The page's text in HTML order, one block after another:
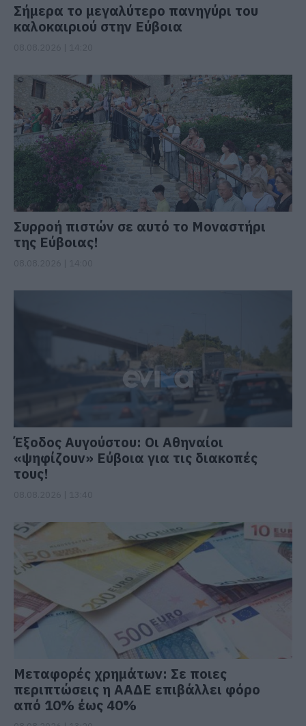
Σήμερα το μεγαλύτερο πανηγύρι του
καλοκαιριού στην Εύβοια
Συρροή πιστών σε αυτό το Μοναστήρι
της Εύβοιας!
Έξοδος Αυγούστου: Οι Αθηναίοι
«ψηφίζουν» Εύβοια για τις διακοπές
τους!
Μεταφορές χρημάτων: Σε ποιες
περιπτώσεις η ΑΑΔΕ επιβάλλει φόρο
από 10% έως 40%